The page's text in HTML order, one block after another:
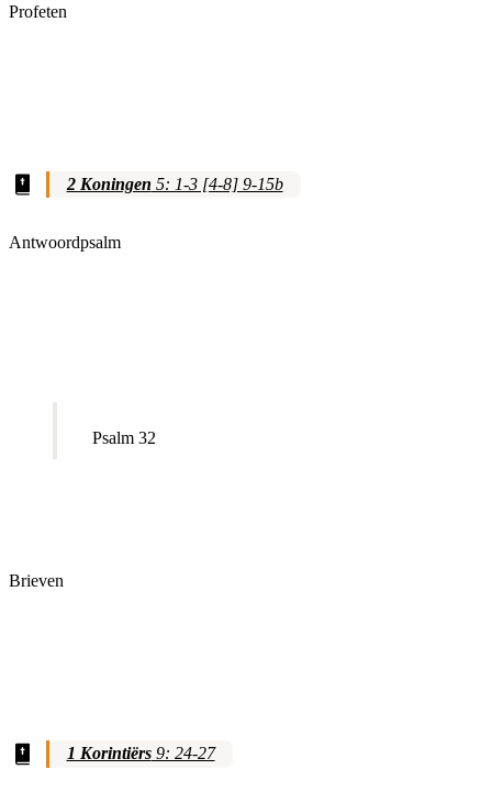
Profeten
2 Koningen 5: 1-3 [4-8] 9-15b
Antwoordpsalm
Psalm 32
Brieven
1 Korintiërs9: 24-27